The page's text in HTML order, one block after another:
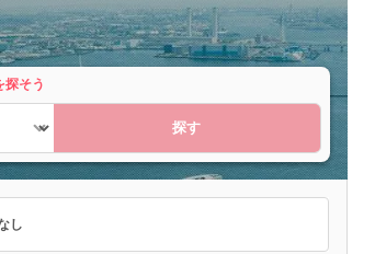
探そう
探す
し